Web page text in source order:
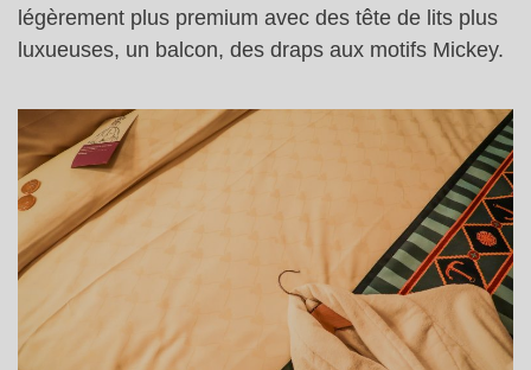
légèrement plus premium avec des tête de lits plus
luxueuses, un balcon, des draps aux motifs Mickey.